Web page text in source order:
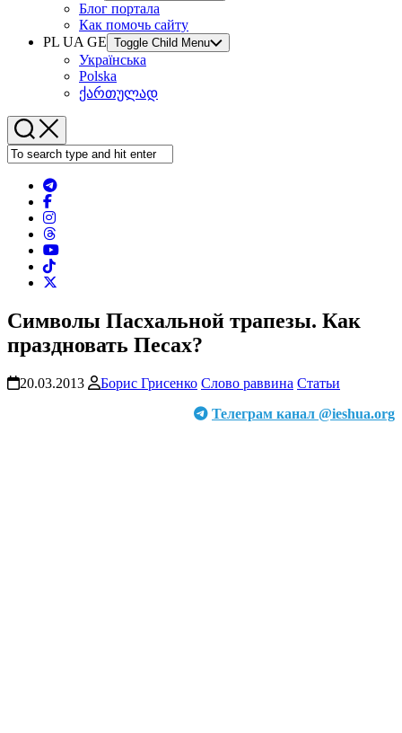
Блог портала
Как помочь сайту
PL UA GE Toggle Child Menu
Українська
Polska
ქართულად
Символы Пасхальной трапезы. Как
праздновать Песах?
20.03.2013 Борис Грисенко Слово раввина Статьи
Телеграм канал @ieshua.org